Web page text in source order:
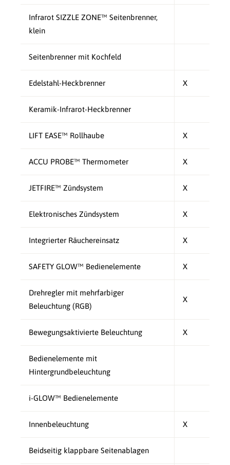
Infrarot SIZZLE ZONE™ Seitenbrenner,
klein
Seitenbrenner mit Kochfeld
Edelstahl-Heckbrenner X
Keramik-Infrarot-Heckbrenner
LIFT EASE™ Rollhaube X
ACCU PROBE™ Thermometer X
JETFIRE™ Zündsystem X
Elektronisches Zündsystem X
Integrierter Räuchereinsatz X
SAFETY GLOW™ Bedienelemente X
Drehregler mit mehrfarbiger
Beleuchtung (RGB)
X
Bewegungsaktivierte Beleuchtung X
Bedienelemente mit
Hintergrundbeleuchtung
i-GLOW™ Bedienelemente
Innenbeleuchtung X
Beidseitig klappbare Seitenablagen